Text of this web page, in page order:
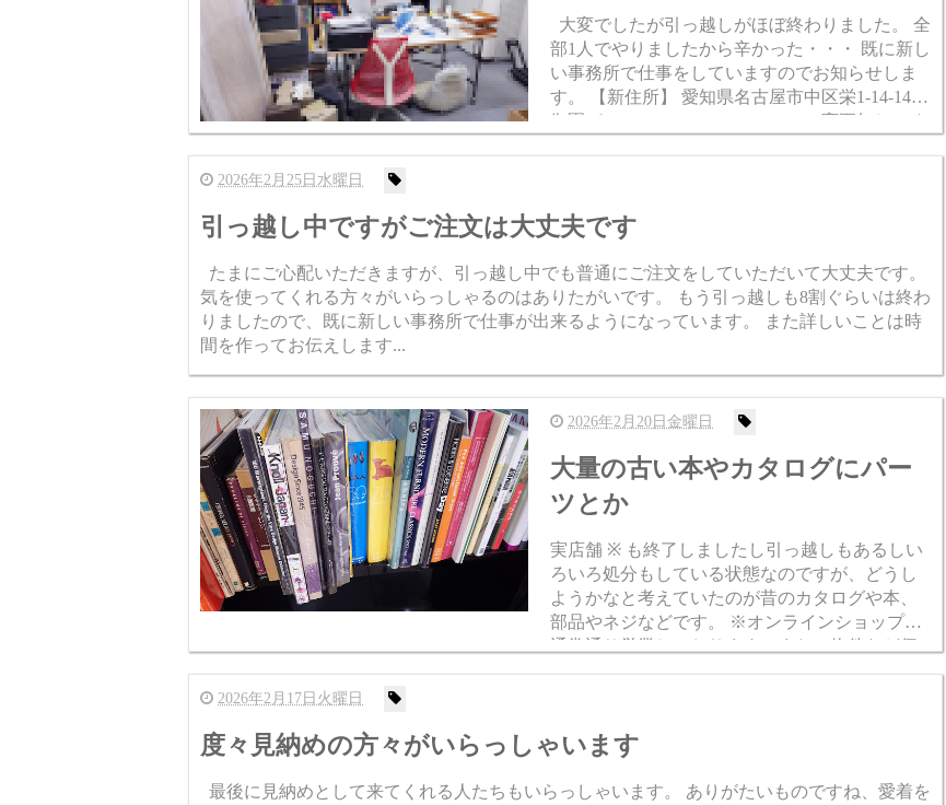
大変でしたが引っ越しがほぼ終わりました。 全
部1人でやりましたから辛かった・・・ 既に新し
い事務所で仕事をしていますのでお知らせしま
す。 【新住所】 愛知県名古屋市中区栄1-14-14
御園パレス611 TEL 052-243-1950（変更無し） な
2026年2月25日水曜日
引っ越し中ですがご注文は大丈夫です
たまにご心配いただきますが、引っ越し中でも普通にご注文をしていただいて大丈夫です。
気を使ってくれる方々がいらっしゃるのはありたがいです。 もう引っ越しも8割ぐらいは終わ
りましたので、既に新しい事務所で仕事が出来るようになっています。 また詳しいことは時
間を作ってお伝えします...
2026年2月20日金曜日
大量の古い本やカタログにパー
ツとか
実店舗 ※ も終了しましたし引っ越しもあるしい
ろいろ処分もしている状態なのですが、どうし
ようかなと考えていたのが昔のカタログや本、
部品やネジなどです。 ※オンラインショップは
通常通り営業しております。また、物件など個
別のお仕事は引き続き承っております。 古い本
2026年2月17日火曜日
度々見納めの方々がいらっしゃいます
最後に見納めとして来てくれる人たちもいらっしゃいます。 ありがたいものですね、愛着を